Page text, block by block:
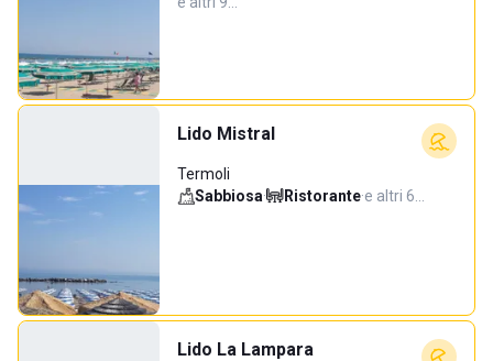
Lido Mistral
Termoli
Sabbiosa· Ristorante·e altri 6…
Lido La Lampara